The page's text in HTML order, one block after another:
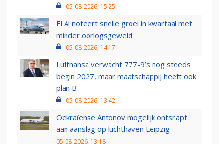
05-08-2026, 15:25
El Al noteert snelle groei in kwartaal met
minder oorlogsgeweld
05-08-2026, 14:17
Lufthansa verwacht 777-9’s nog steeds
begin 2027, maar maatschappij heeft ook
plan B
05-08-2026, 13:42
Oekraïense Antonov mogelijk ontsnapt
aan aanslag op luchthaven Leipzig
05-08-2026, 13:18